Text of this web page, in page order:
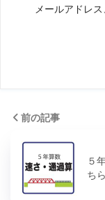
メールアドレ
前の記事
５
ち